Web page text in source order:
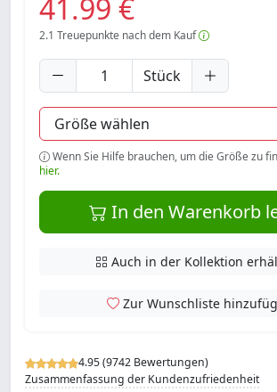
4.95 (9742 Bewertungen)
Zusammenfassung der Kundenzufriedenheit
41.99 €
2.1 Treuepunkte nach dem Kauf
Stück
Wenn Sie Hilfe brauchen, um die Größe zu
hier.
In den Warenkorb
Auch in der Kollektion
Zur Wunschliste